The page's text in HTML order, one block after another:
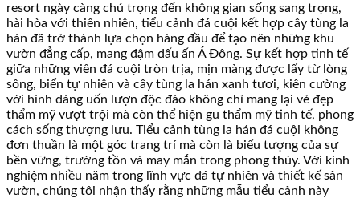
resort ngày càng chú trọng đến không gian sống sang trọng,
hài hòa với thiên nhiên, tiểu cảnh đá cuội kết hợp cây tùng la
hán đã trở thành lựa chọn hàng đầu để tạo nên những khu
vườn đẳng cấp, mang đậm dấu ấn Á Đông. Sự kết hợp tinh tế
giữa những viên đá cuội tròn trịa, mịn màng được lấy từ lòng
sông, biển tự nhiên và cây tùng la hán xanh tươi, kiên cường
với hình dáng uốn lượn độc đáo không chỉ mang lại vẻ đẹp
thẩm mỹ vượt trội mà còn thể hiện gu thẩm mỹ tinh tế, phong
cách sống thượng lưu. Tiểu cảnh tùng la hán đá cuội không
đơn thuần là một góc trang trí mà còn là biểu tượng của sự
bền vững, trường tồn và may mắn trong phong thủy. Với kinh
nghiệm nhiều năm trong lĩnh vực đá tự nhiên và thiết kế sân
vườn, chúng tôi nhận thấy rằng những mẫu tiểu cảnh này